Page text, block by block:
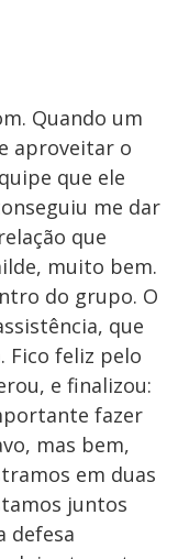
Quando um
aproveitar o
que ele
me dar
que
muito bem.
do grupo. O
que
Fico feliz pelo
e finalizou:
fazer
mas bem,
em duas
juntos
defesa